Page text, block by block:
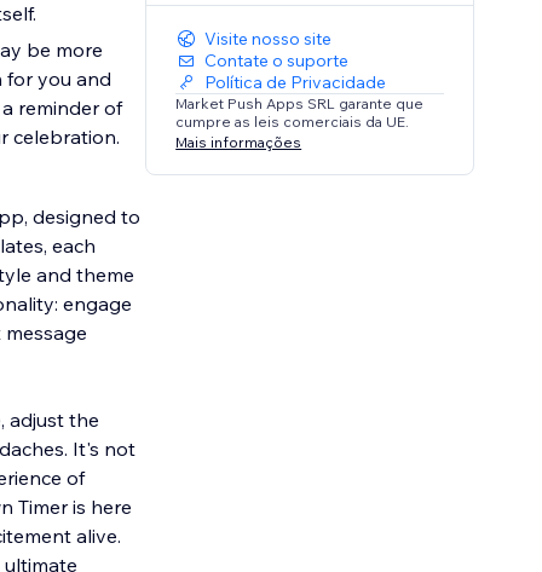
be more
for you and
reminder of
celebration.
designed to
each
and theme
engage
adjust the
It's not
of
Timer is here
alive.
Visite nosso site
Contate o suporte
Política de Privacidade
Market Push Apps SRL garante que
cumpre as leis comerciais da UE.
Mais informações